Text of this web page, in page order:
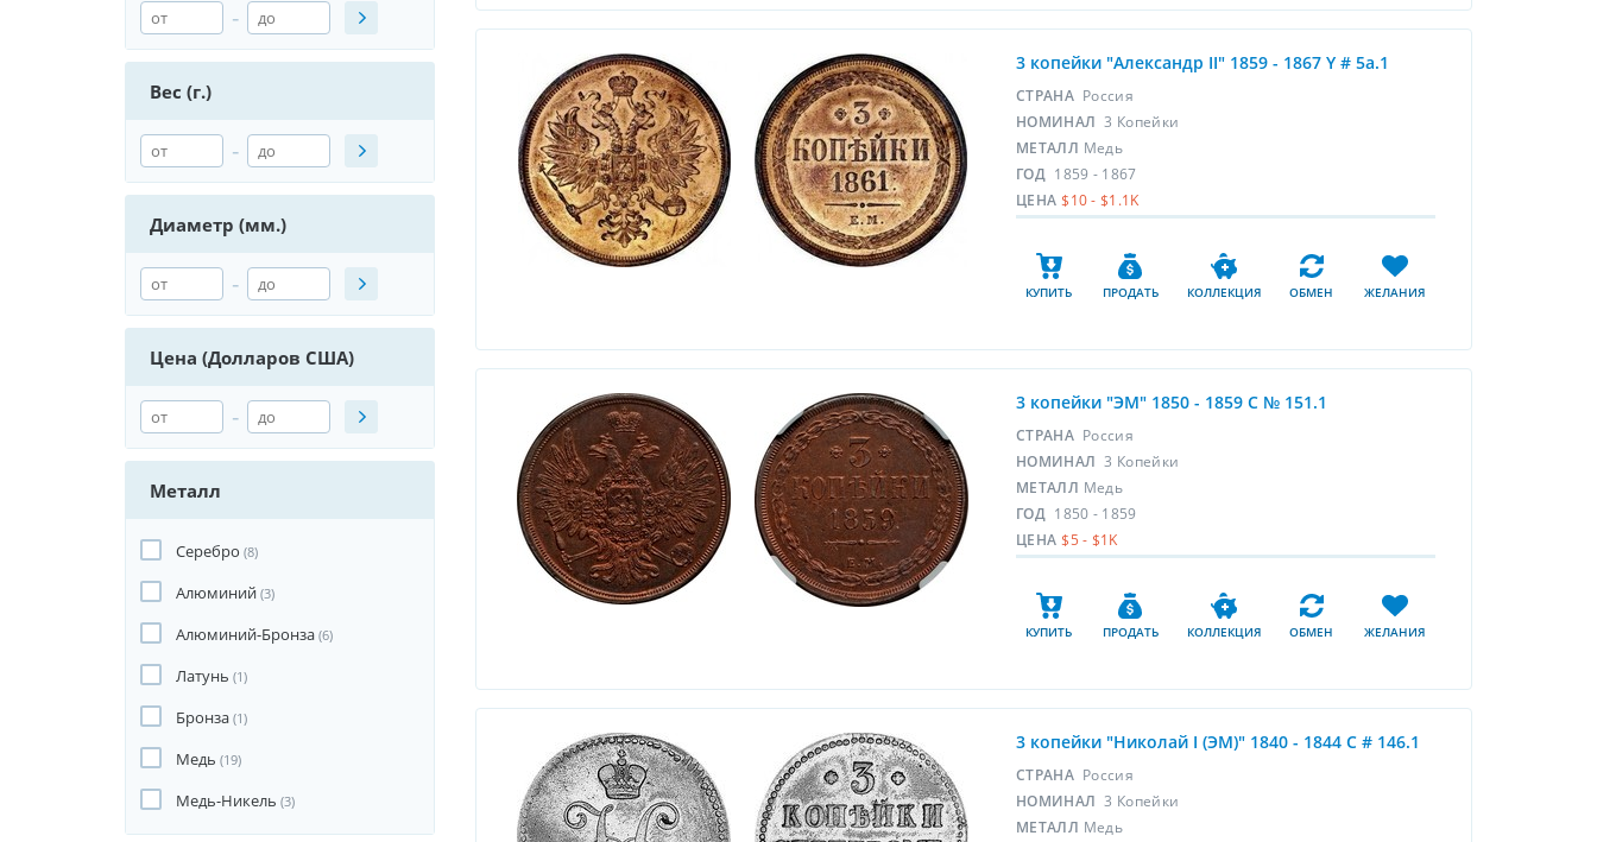
-
Вес (г.)
-
Диаметр (мм.)
-
Цена (Долларов США)
-
Металл
Серебро (8)
Алюминий (3)
Алюминий-Бронза (6)
Латунь (1)
Бронза (1)
Медь (19)
Медь-Никель (3)
3 копейки "Александр II" 1859 - 1867 Y # 5a.1
СТРАНА Россия
НОМИНАЛ 3 Копейки
МЕТАЛЛ Медь
ГОД 1859 - 1867
ЦЕНА $10 - $1.1K
КУПИТЬ ПРОДАТЬ КОЛЛЕКЦИЯ ОБМЕН ЖЕЛАНИЯ
3 копейки "ЭМ" 1850 - 1859 С № 151.1
СТРАНА Россия
НОМИНАЛ 3 Копейки
МЕТАЛЛ Медь
ГОД 1850 - 1859
ЦЕНА $5 - $1K
КУПИТЬ ПРОДАТЬ КОЛЛЕКЦИЯ ОБМЕН ЖЕЛАНИЯ
3 копейки "Николай I (ЭМ)" 1840 - 1844 C # 146.1
СТРАНА Россия
НОМИНАЛ 3 Копейки
МЕТАЛЛ Медь